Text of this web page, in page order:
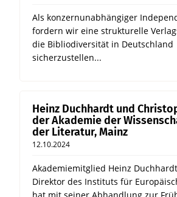
Als konzernunabhängiger
fordern wir eine strukturelle
die Bibliodiversität in Deutschland
sicherzustellen...
Heinz Duchhardt und
der Akademie der
der Literatur, Mainz
12.10.2024
Akademiemitglied Heinz
Direktor des Instituts für